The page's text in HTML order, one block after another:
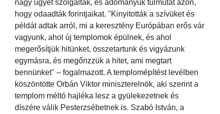
nagy ügyet szolgáltak, és adományuk túlmutat azon,
hogy odaadták forintjaikat. "Kinyitották a szívüket és
példát adtak arról, mi a keresztény Európában erős vár
vagyunk, ahol új templomok épülnek, és ahol
megerősítjük hitünket, összetartunk és vigyázunk
egymásra, és megőrizzük a hitet, ami megtart
bennünket" – fogalmazott. A templomépítést levélben
köszöntötte Orbán Viktor miniszterelnök, aki szerint a
templom méltó hajléka lesz a gyülekezetnek és
díszére válik Pesterzsébetnek is. Szabó István, a